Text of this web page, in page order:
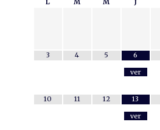
L M M J
3 4 5
6
ver
10 11 12
13
ver